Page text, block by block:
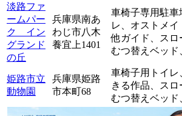
淡路ファ
ームパー
ク イン
グランド
の丘
兵庫県南あ
わじ市八木
養宜上1401
車椅子専用駐車
レ、 オストメイ
他ガイド、
スロ
むつ替えベッド
姫路市立
動物園
兵庫県姫路
市本町68
車椅子用トイレ
きる作品、
スロ
むつ替えベッド